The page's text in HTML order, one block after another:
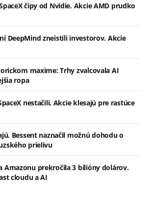
čipy od Nvidie. Akcie AMD prudko
DeepMind zneistili investorov. Akcie
maxime: Trhy zvalcovala AI
ropa
nestačili. Akcie klesajú pre rastúce
Bessent naznačil možnú dohodu o
prielivu
Amazonu prekročila 3 bilióny dolárov.
cloudu a AI